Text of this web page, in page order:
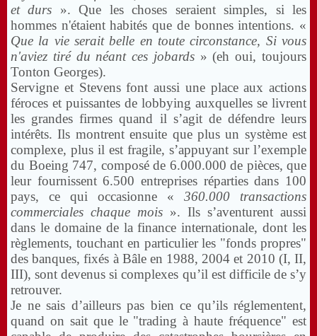
et durs ». Que les choses seraient simples, si les
hommes n'étaient habités que de bonnes intentions. «
Que la vie serait belle en toute circonstance, Si vous
n'aviez tiré du néant ces jobards » (eh oui, toujours
Tonton Georges).
Servigne et Stevens font aussi une place aux actions
féroces et puissantes de lobbying auxquelles se livrent
les grandes firmes quand il s’agit de défendre leurs
intérêts. Ils montrent ensuite que plus un système est
complexe, plus il est fragile, s’appuyant sur l’exemple
du Boeing 747, composé de 6.000.000 de pièces, que
leur fournissent 6.500 entreprises réparties dans 100
pays, ce qui occasionne « 360.000 transactions
commerciales chaque mois ». Ils s’aventurent aussi
dans le domaine de la finance internationale, dont les
règlements, touchant en particulier les "fonds propres"
des banques, fixés à Bâle en 1988, 2004 et 2010 (I, II,
III), sont devenus si complexes qu’il est difficile de s’y
retrouver.
Je ne sais d’ailleurs pas bien ce qu’ils réglementent,
quand on sait que le "trading à haute fréquence" est